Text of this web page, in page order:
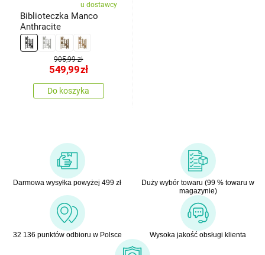
u dostawcy
Biblioteczka Manco
Anthracite
905,99 zł
549,99zł
Do koszyka
Darmowa wysyłka powyżej 499 zł
Duży wybór towaru (99 % towaru w
magazynie)
32 136 punktów odbioru w Polsce Wysoka jakość obsługi klienta